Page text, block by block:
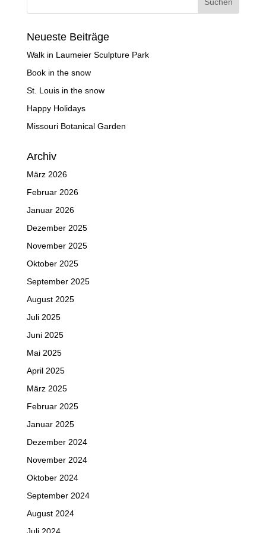
Neueste Beiträge
Walk in Laumeier Sculpture Park
Book in the snow
St. Louis in the snow
Happy Holidays
Missouri Botanical Garden
Archiv
März 2026
Februar 2026
Januar 2026
Dezember 2025
November 2025
Oktober 2025
September 2025
August 2025
Juli 2025
Juni 2025
Mai 2025
April 2025
März 2025
Februar 2025
Januar 2025
Dezember 2024
November 2024
Oktober 2024
September 2024
August 2024